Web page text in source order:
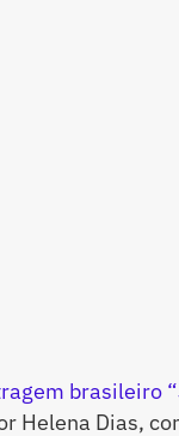
brasileiro
Helena Dias,